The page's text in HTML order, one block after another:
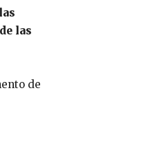
las
de